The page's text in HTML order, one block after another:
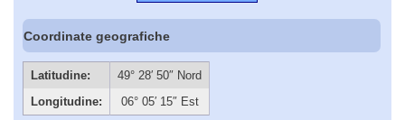
Coordinate geografiche
Latitudine:
49° 28′ 50″ Nord
Longitudine:
06° 05′ 15″ Est